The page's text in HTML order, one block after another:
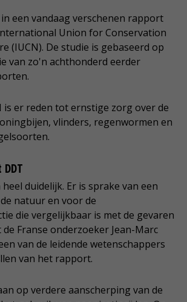
een vandaag verschenen rapport
Union for Conservation
(IUCN). De studie is gebaseerd op
van zo'n achthonderd eerder
is er reden tot ernstige zorg over de
vlinders, regenwormen en
duidelijk. Er is sprake van een
natuur en voor de
die vergelijkbaar is met de gevaren
Franse onderzoeker Jean-Marc
van de leidende wetenschappers
van het rapport.
op verdere aanscherping van de